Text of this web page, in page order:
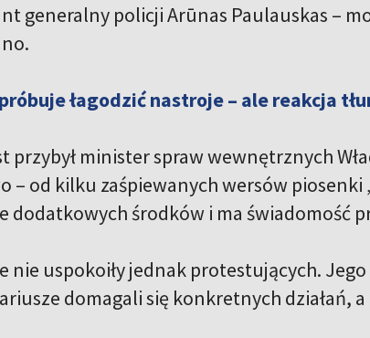
generalny policji Arūnas Paulauskas –
łagodzić nastroje – ale reakcja
przybył minister spraw wewnętrznych
– od kilku zaśpiewanych wersów piosenki
dodatkowych środków i ma świadomość
nie uspokoiły jednak protestujących.
domagali się konkretnych działań,